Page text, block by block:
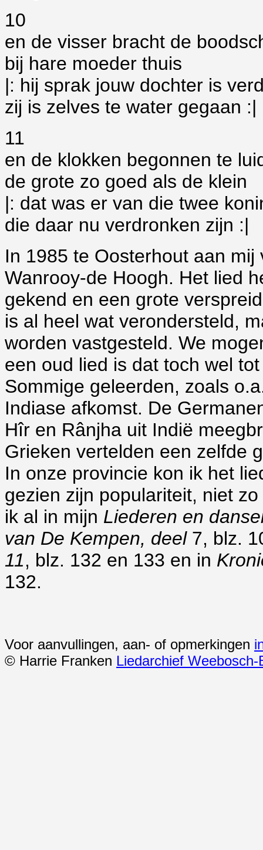
10
en de visser bracht de
bij hare moeder thuis
|: hij sprak jouw dochter is
zij is zelves te water gegaan :|
11
en de klokken begonnen te
de grote zo goed als de klein
|: dat was er van die twee
die daar nu verdronken zijn :|
In 1985 te Oosterhout aan
Wanrooy-de Hoogh. Het lied
gekend en een grote
is al heel wat verondersteld,
worden vastgesteld. We
een oud lied is dat toch wel
Sommige geleerden, zoals
Indiase afkomst. De
Hîr en Rânjha uit Indië
Grieken vertelden een zelfde
In onze provincie kon ik het
gezien zijn populariteit, niet
ik al in mijn Liederen en
van De Kempen, deel 7, blz.
11, blz. 132 en 133 en in
132.
Voor aanvullingen, aan- of opmerkingen
© Harrie Franken Liedarchief Weebosch-